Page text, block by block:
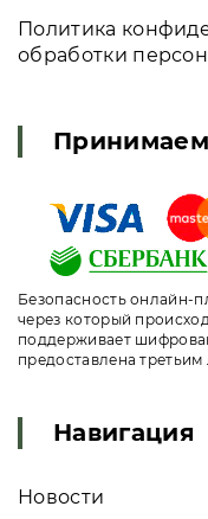
Политика
обработки
Принимаем
Безопасность онлайн-
через который
поддерживает
предоставлена третьим
Навигация
Новости